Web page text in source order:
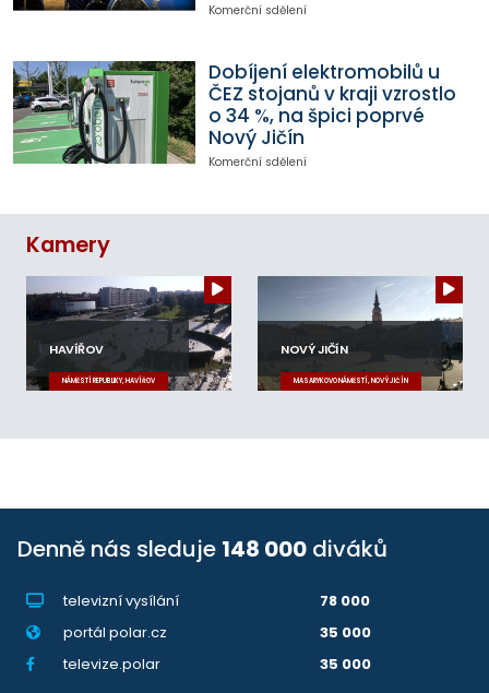
Komerční sdělení
Dobíjení elektromobilů u
ČEZ stojanů v kraji vzrostlo
o 34 %, na špici poprvé
Nový Jičín
Komerční sdělení
Kamery
HAVÍŘOV
NÁMĚSTÍ REPUBLIKY, HAVÍŘOV
NOVÝ JIČÍN
MASARYKOVO NÁMĚSTÍ, NOVÝ JIČÍN
Denně nás sleduje 148 000 diváků
televizní vysílání
78 000
portál polar.cz
35 000
televize.polar
35 000